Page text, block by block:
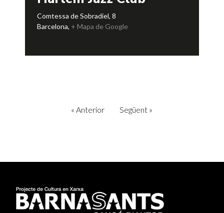
Comtessa de Sobradiel, 8
Barcelona, + Mapa de Google
« Anterior Següent »